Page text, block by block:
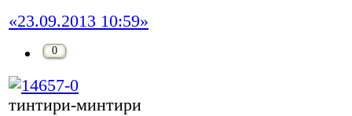
«23.09.2013 10:59»
0
тинтири-минтири